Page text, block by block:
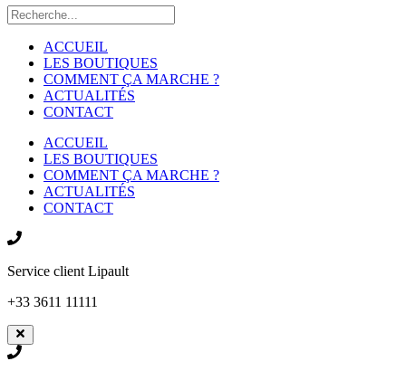
ACCUEIL
LES BOUTIQUES
COMMENT ÇA MARCHE ?
ACTUALITÉS
CONTACT
ACCUEIL
LES BOUTIQUES
COMMENT ÇA MARCHE ?
ACTUALITÉS
CONTACT
Service client Lipault
+33 3611 11111